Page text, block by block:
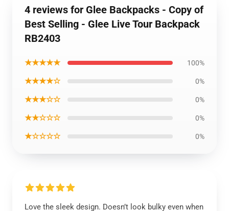
4 reviews for Glee Backpacks - Copy of
Best Selling - Glee Live Tour Backpack
RB2403
★★★★★ 100%
★★★★☆ 0%
★★★☆☆ 0%
★★☆☆☆ 0%
★☆☆☆☆ 0%
Love the sleek design. Doesn’t look bulky even when